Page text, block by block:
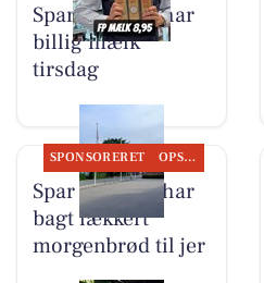
Spar Suldrup har
billig mælk
tirsdag
SPONSORERET OPSLAGSTAVLEN
Spar Suldrup har
bagt lækkert
morgenbrød til jer